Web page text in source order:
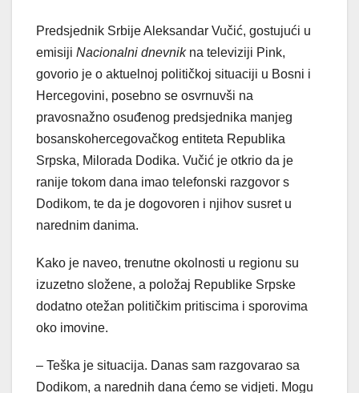
Predsjednik Srbije Aleksandar Vučić, gostujući u
emisiji Nacionalni dnevnikna televiziji Pink,
govorio je o aktuelnoj političkoj situaciji u Bosni i
Hercegovini, posebno se osvrnuvši na
pravosnažno osuđenog predsjednika manjeg
bosanskohercegovačkog entiteta Republika
Srpska, Milorada Dodika. Vučić je otkrio da je
ranije tokom dana imao telefonski razgovor s
Dodikom, te da je dogovoren i njihov susret u
narednim danima.
Kako je naveo, trenutne okolnosti u regionu su
izuzetno složene, a položaj Republike Srpske
dodatno otežan političkim pritiscima i sporovima
oko imovine.
– Teška je situacija. Danas sam razgovarao sa
Dodikom, a narednih dana ćemo se vidjeti. Mogu